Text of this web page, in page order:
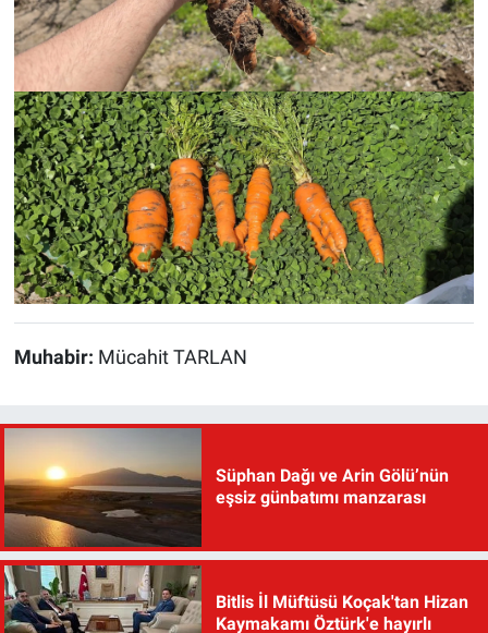
Muhabir: Mücahit TARLAN
Süphan Dağı ve Arin Gölü’nün
eşsiz günbatımı manzarası
Bitlis İl Müftüsü Koçak'tan Hizan
Kaymakamı Öztürk'e hayırlı